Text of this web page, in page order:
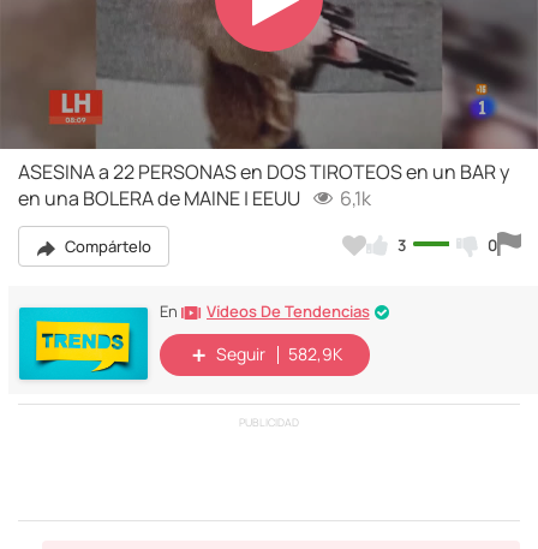
Play
Video
ASESINA a 22 PERSONAS en DOS TIROTEOS en un BAR y
en una BOLERA de MAINE | EEUU
6,1k
Compártelo 3 0
En Vídeos De Tendencias
Seguir 582,9K
PUBLICIDAD